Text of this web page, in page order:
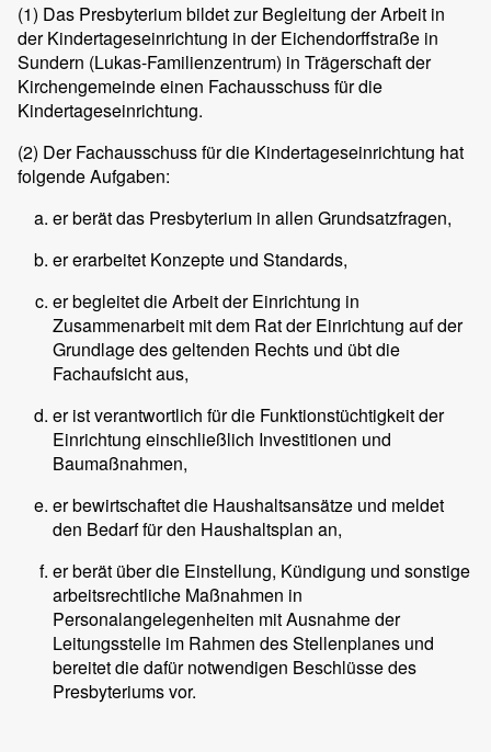
(1) Das Presbyterium bildet zur Begleitung der Arbeit in
der Kindertageseinrichtung in der Eichendorffstraße in
Sundern (Lukas-Familienzentrum) in Trägerschaft der
Kirchengemeinde einen Fachausschuss für die
Kindertageseinrichtung.
(2) Der Fachausschuss für die Kindertageseinrichtung hat
folgende Aufgaben:
er berät das Presbyterium in allen Grundsatzfragen,
er erarbeitet Konzepte und Standards,
er begleitet die Arbeit der Einrichtung in
Zusammenarbeit mit dem Rat der Einrichtung auf der
Grundlage des geltenden Rechts und übt die
Fachaufsicht aus,
er ist verantwortlich für die Funktionstüchtigkeit der
Einrichtung einschließlich Investitionen und
Baumaßnahmen,
er bewirtschaftet die Haushaltsansätze und meldet
den Bedarf für den Haushaltsplan an,
er berät über die Einstellung, Kündigung und sonstige
arbeitsrechtliche Maßnahmen in
Personalangelegenheiten mit Ausnahme der
Leitungsstelle im Rahmen des Stellenplanes und
bereitet die dafür notwendigen Beschlüsse des
Presbyteriums vor.